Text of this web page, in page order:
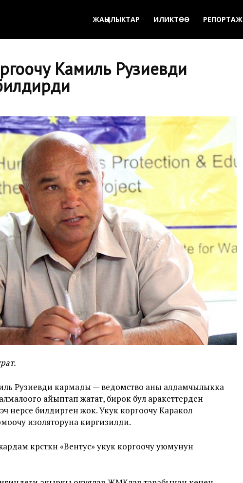
ЖАҢЫЛЫКТАР ИЛИКТӨӨ РЕПОРТАЖ
Камиль Рузиевди
Рузиевди кармады — ведомство аны алдамчылыкка
айыптап жатат, бирок бул аракеттерден
нерсе билдирген жок. Укук коргоочу Каракол
изоляторуна киргизилди.
көрсөткөн «Вентус» укук коргоочу уюмунун